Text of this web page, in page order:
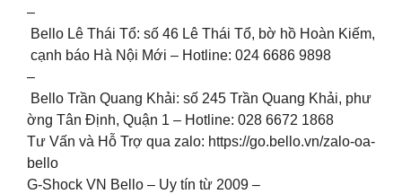
–
Bello Lê Thái Tổ: số 46 Lê Thái Tổ, bờ hồ Hoàn Kiếm,
cạnh báo Hà Nội Mới – Hotline: 024 6686 9898
–
Bello Trần Quang Khải: số 245 Trần Quang Khải, phư
ờng Tân Định, Quận 1 – Hotline: 028 6672 1868
Tư Vấn và Hỗ Trợ qua zalo: https://go.bello.vn/zalo-oa-
bello
G-Shock VN Bello – Uy tín từ 2009 –